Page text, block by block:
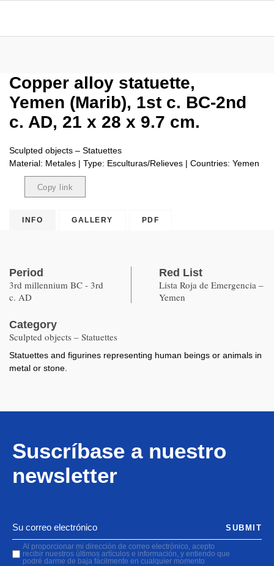
Copper alloy statuette,
Yemen (Marib), 1st c. BC-2nd
c. AD, 21 x 28 x 9.7 cm.
Sculpted objects – Statuettes
Material: Metales | Type: Esculturas/Relieves | Countries: Yemen
Copy link
INFO GALLERY PDF
Period
3rd millennium BC - 3rd
c. AD
Red List
Lista Roja de Emergencia –
Yemen
Category
Sculpted objects – Statuettes
Statuettes and figurines representing human beings or animals in
metal or stone.
Suscríbase a nuestro
newsletter
Al proporcionar mi dirección de correo electrónico, acepto
recibir nuestros últimos artículos e información, y entiendo que
podré darme de baja fácilmente en cualquier momento
SUBMIT